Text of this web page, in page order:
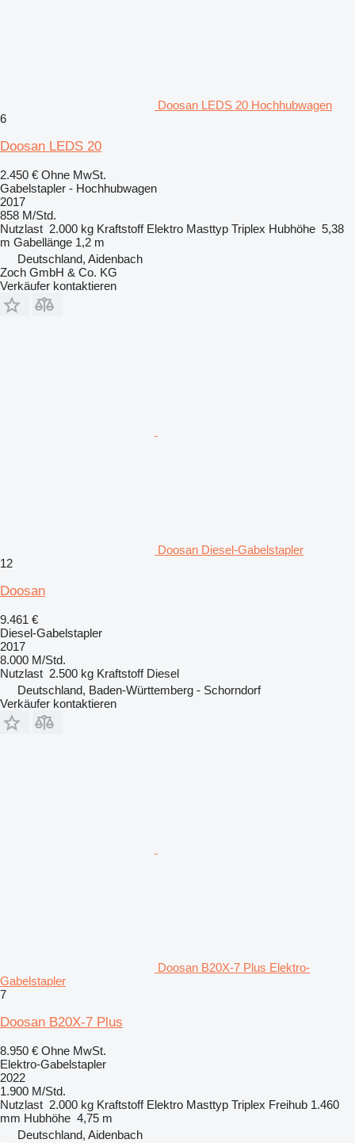
Doosan LEDS 20 Hochhubwagen
6
Doosan LEDS 20
2.450 € Ohne MwSt.
Gabelstapler - Hochhubwagen
2017
858 M/Std.
Nutzlast 2.000 kg Kraftstoff Elektro Masttyp Triplex Hubhöhe 5,38
m Gabellänge 1,2 m
Deutschland, Aidenbach
Zoch GmbH & Co. KG
Verkäufer kontaktieren
Doosan Diesel-Gabelstapler
12
Doosan
9.461 €
Diesel-Gabelstapler
2017
8.000 M/Std.
Nutzlast 2.500 kg Kraftstoff Diesel
Deutschland, Baden-Württemberg - Schorndorf
Verkäufer kontaktieren
Doosan B20X-7 Plus Elektro-
Gabelstapler
7
Doosan B20X-7 Plus
8.950 € Ohne MwSt.
Elektro-Gabelstapler
2022
1.900 M/Std.
Nutzlast 2.000 kg Kraftstoff Elektro Masttyp Triplex Freihub 1.460
mm Hubhöhe 4,75 m
Deutschland, Aidenbach